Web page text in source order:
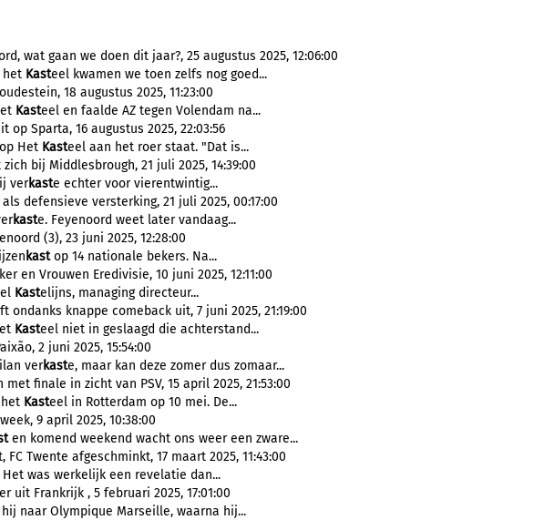
wat gaan we doen dit jaar?, 25 augustus 2025, 12:06:00
het Kasteel kwamen we toen zelfs nog goed...
18 augustus 2025, 11:23:00
Kasteel en faalde AZ tegen Volendam na...
Sparta, 16 augustus 2025, 22:03:56
Het Kasteel aan het roer staat. "Dat is...
bij Middlesbrough, 21 juli 2025, 14:39:00
verkaste echter voor vierentwintig...
defensieve versterking, 21 juli 2025, 00:17:00
kaste. Feyenoord weet later vandaag...
(3), 23 juni 2025, 12:28:00
kastop 14 nationale bekers. Na...
en Vrouwen Eredivisie, 10 juni 2025, 12:11:00
Kastelijns, managing directeur...
ondanks knappe comeback uit, 7 juni 2025, 21:19:00
Kasteel niet in geslaagd die achterstand...
2 juni 2025, 15:54:00
verkaste, maar kan deze zomer dus zomaar...
finale in zicht van PSV, 15 april 2025, 21:53:00
Kasteel in Rotterdam op 10 mei. De...
9 april 2025, 10:38:00
en komend weekend wacht ons weer een zware...
Twente afgeschminkt, 17 maart 2025, 11:43:00
Het was werkelijk een revelatie dan...
uit Frankrijk , 5 februari 2025, 17:01:00
naar Olympique Marseille, waarna hij...